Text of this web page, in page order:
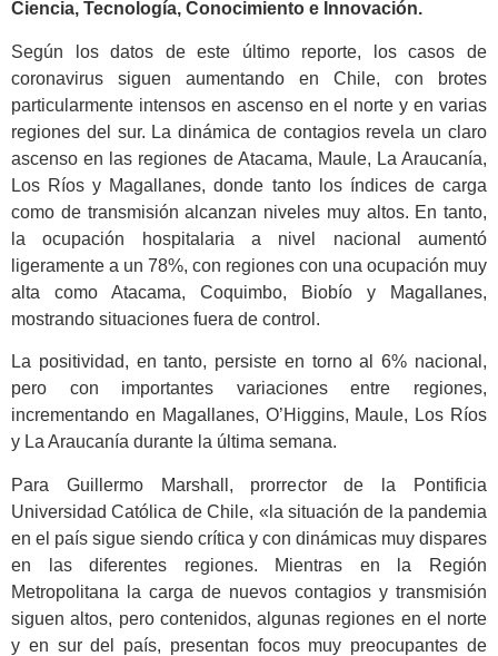
Ciencia, Tecnología, Conocimiento e Innovación.
Según los datos de este último reporte, los casos de
coronavirus siguen aumentando en Chile, con brotes
particularmente intensos en ascenso en el norte y en varias
regiones del sur. La dinámica de contagios revela un claro
ascenso en las regiones de Atacama, Maule, La Araucanía,
Los Ríos y Magallanes, donde tanto los índices de carga
como de transmisión alcanzan niveles muy altos. En tanto,
la ocupación hospitalaria a nivel nacional aumentó
ligeramente a un 78%, con regiones con una ocupación muy
alta como Atacama, Coquimbo, Biobío y Magallanes,
mostrando situaciones fuera de control.
La positividad, en tanto, persiste en torno al 6% nacional,
pero con importantes variaciones entre regiones,
incrementando en Magallanes, O’Higgins, Maule, Los Ríos
y La Araucanía durante la última semana.
Para Guillermo Marshall, prorrector de la Pontificia
Universidad Católica de Chile, «la situación de la pandemia
en el país sigue siendo crítica y con dinámicas muy dispares
en las diferentes regiones. Mientras en la Región
Metropolitana la carga de nuevos contagios y transmisión
siguen altos, pero contenidos, algunas regiones en el norte
y en sur del país, presentan focos muy preocupantes de